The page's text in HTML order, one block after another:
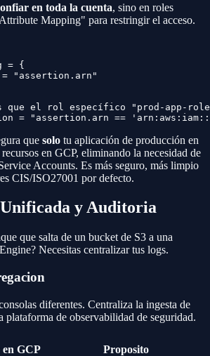
en toda la cuenta, sino en roles
Mapping" para restringir el acceso.
= {
"assertion.arn"
que el rol específico "prod-app-
= "assertion.arn ==
que solo tu aplicación de producción en
en GCP, eliminando la necesidad de
Accounts. Es más seguro, más limpio
CIS/ISO27001 por defecto.
y Auditoria
que salta de un bucket de S3 a una
Necesitas centralizar tus logs.
diferentes. Centraliza la ingesta de
plataforma de observabilidad de seguridad.
en GCP Proposito